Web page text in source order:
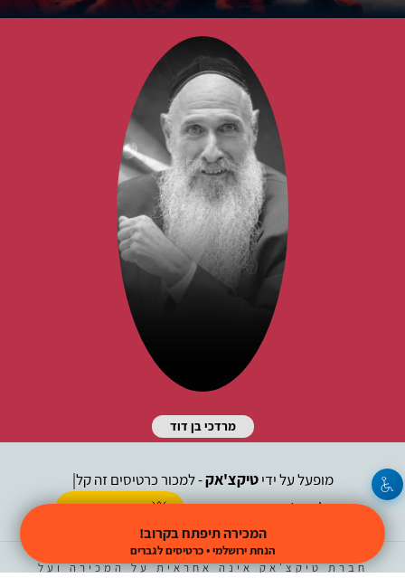
מרדכי בן דוד
מופעל על ידיטיקצ'אק- למכור כרטיסים זה קל
טיקצ'אק לייבאירוע בקטגוריית הופעות חיות
חברת טיקצ'אק אינה אחראית על המכירה ועל
המכירה תיפתח בקרוב!